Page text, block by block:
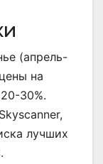
(апрель-
на
30%.
лучших